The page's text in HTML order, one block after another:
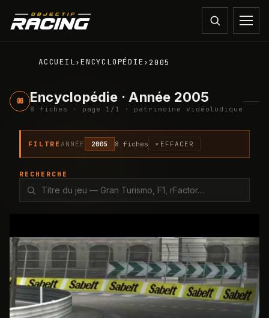
ACCUEIL›ENCYCLOPÉDIE› 2005
06 Encyclopédie · Année 2005
8 fiche s · page 1 / 1 · patrimoine vidéoludique
FILTRE ANNÉE 2005 8 fiches × EFFACER
RECHERCHE